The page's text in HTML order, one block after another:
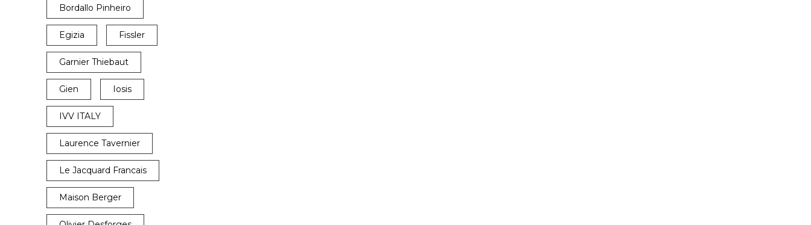
Bordallo Pinheiro
Egizia Fissler
Garnier Thiebaut
Gien Iosis
IVV ITALY
Laurence Tavernier
Le Jacquard Francais
Maison Berger